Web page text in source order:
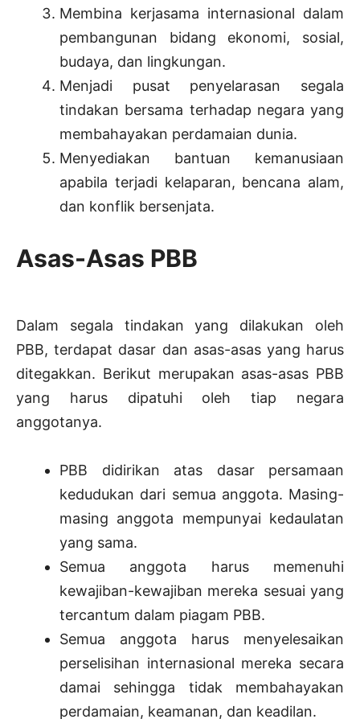
Membina kerjasama internasional dalam
pembangunan bidang ekonomi, sosial,
budaya, dan lingkungan.
Menjadi pusat penyelarasan segala
tindakan bersama terhadap negara yang
membahayakan perdamaian dunia.
Menyediakan bantuan kemanusiaan
apabila terjadi kelaparan, bencana alam,
dan konflik bersenjata.
Asas-Asas PBB
Dalam segala tindakan yang dilakukan oleh
PBB, terdapat dasar dan asas-asas yang harus
ditegakkan. Berikut merupakan asas-asas PBB
yang harus dipatuhi oleh tiap negara
anggotanya.
PBB didirikan atas dasar persamaan
kedudukan dari semua anggota. Masing-
masing anggota mempunyai kedaulatan
yang sama.
Semua anggota harus memenuhi
kewajiban-kewajiban mereka sesuai yang
tercantum dalam piagam PBB.
Semua anggota harus menyelesaikan
perselisihan internasional mereka secara
damai sehingga tidak membahayakan
perdamaian, keamanan, dan keadilan.